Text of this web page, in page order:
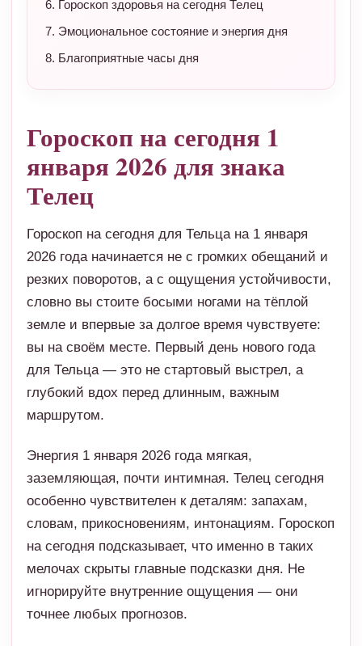
Гороскоп здоровья на сегодня Телец
Эмоциональное состояние и энергия дня
Благоприятные часы дня
Гороскоп на сегодня 1
января 2026 для знака
Телец
Гороскоп на сегодня для Тельца на 1 января
2026 года начинается не с громких обещаний и
резких поворотов, а с ощущения устойчивости,
словно вы стоите босыми ногами на тёплой
земле и впервые за долгое время чувствуете:
вы на своём месте. Первый день нового года
для Тельца — это не стартовый выстрел, а
глубокий вдох перед длинным, важным
маршрутом.
Энергия 1 января 2026 года мягкая,
заземляющая, почти интимная. Телец сегодня
особенно чувствителен к деталям: запахам,
словам, прикосновениям, интонациям. Гороскоп
на сегодня подсказывает, что именно в таких
мелочах скрыты главные подсказки дня. Не
игнорируйте внутренние ощущения — они
точнее любых прогнозов.